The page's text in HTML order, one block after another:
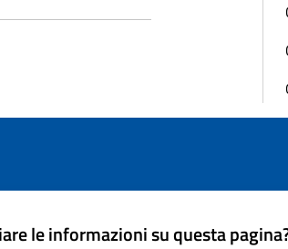
le informazioni su questa